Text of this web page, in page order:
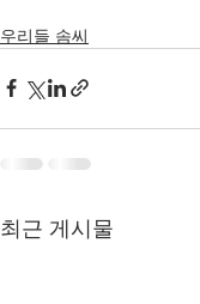
우리들 솜씨
최근 게시물